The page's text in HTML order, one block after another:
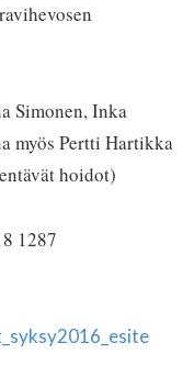
Simonen, Inka
myös Pertti Hartikka
hoidot)
1287